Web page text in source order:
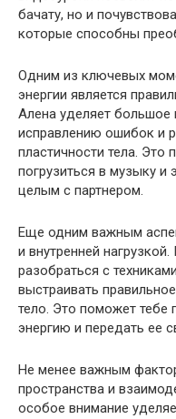
бачату, но и
которые способны
Одним из ключевых
энергии является
Алена уделяет большое
исправлению ошибок и
пластичности тела. Это
погрузиться в музыку и
целым с партнером.
Еще одним важным
и внутренней
разобраться с
выстраивать
тело. Это поможет тебе
энергию и передать ее
Не менее важным
пространства и
особое внимание